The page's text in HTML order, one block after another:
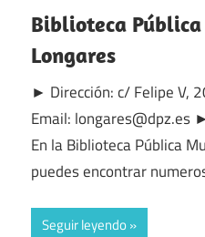
Biblioteca
Longares
► Dirección: c/ Felipe V,
Email: longares@dpz.es
En la Biblioteca Pública
puedes encontrar
Seguir leyendo